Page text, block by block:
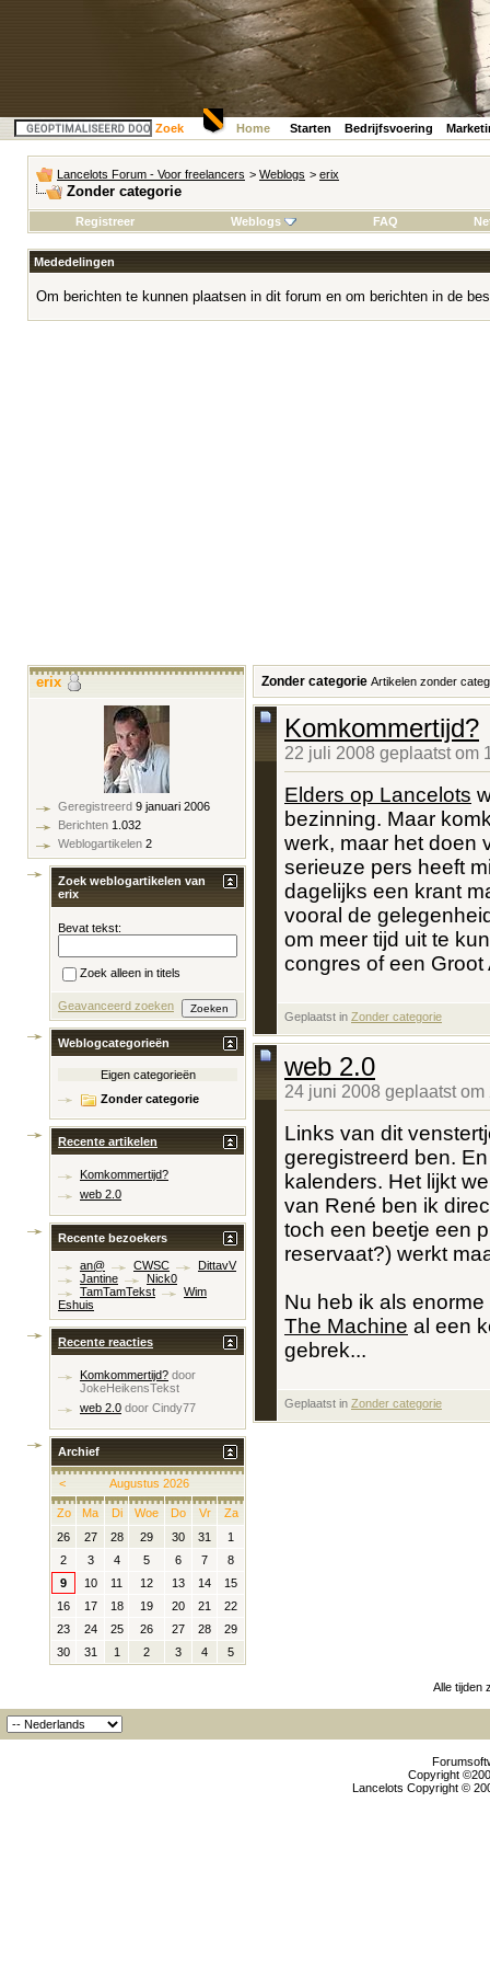
Zoek Home Starten Bedrijfsvoering
Lancelots Forum - Voor freelancers > Weblogs > erix
Zonder categorie
Registreer Weblogs FAQ
Mededelingen
Om berichten te kunnen plaatsen in dit forum en om berichten in de
Zonder categorie Artikelen zonder
Komkommertijd?
22 juli 2008 geplaatst om
Elders op Lancelots
bezinning. Maar
werk, maar het doen
serieuze pers heeft
dagelijks een krant
vooral de
om meer tijd uit te
congres of een Groot
Geplaatst in Zonder categorie
web 2.0
24 juni 2008 geplaatst
Links van dit
geregistreerd ben.
kalenders. Het lijkt
van René ben ik
toch een beetje een
reservaat?) werkt
Nu heb ik als
The Machine al een
gebrek...
Geplaatst in Zonder categorie
erix
Geregistreerd 9 januari 2006
Berichten 1.032
Weblogartikelen 2
Zoek weblogartikelen van
erix
Bevat tekst:
Zoek alleen in titels
Geavanceerd zoeken
Weblogcategorieën
Eigen categorieën
Zonder categorie
Recente artikelen
Komkommertijd?
web 2.0
Recente bezoekers
an@ CWSC
DittavV
Jantine
Nick0
TamTamTekst
Wim
Eshuis
Recente reacties
Komkommertijd? door
JokeHeikensTekst
web 2.0 door Cindy77
Archief
< Augustus 2026
Zo Ma Di Woe Do Vr
Za
26
27 28 29 30 31
1
2
3 4 5 6 7
8
9
10 11 12 13 14
15
16
17 18 19 20 21
22
23
24 25 26 27 28
29
30
31 1 2 3 4 5
Alle tijden
Copyright
Lancelots Copyright ©